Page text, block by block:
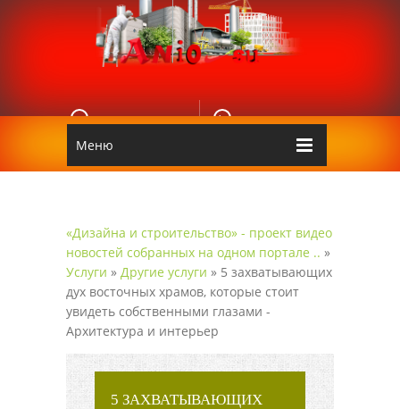
КОНТАКТЫ
E-MAIL
Меню
«Дизайна и строительство» - проект видео
новостей собранных на одном портале .. »
Услуги » Другие услуги » 5 захватывающих
дух восточных храмов, которые стоит
увидеть собственными глазами -
Архитектура и интерьер
5 ЗАХВАТЫВАЮЩИХ